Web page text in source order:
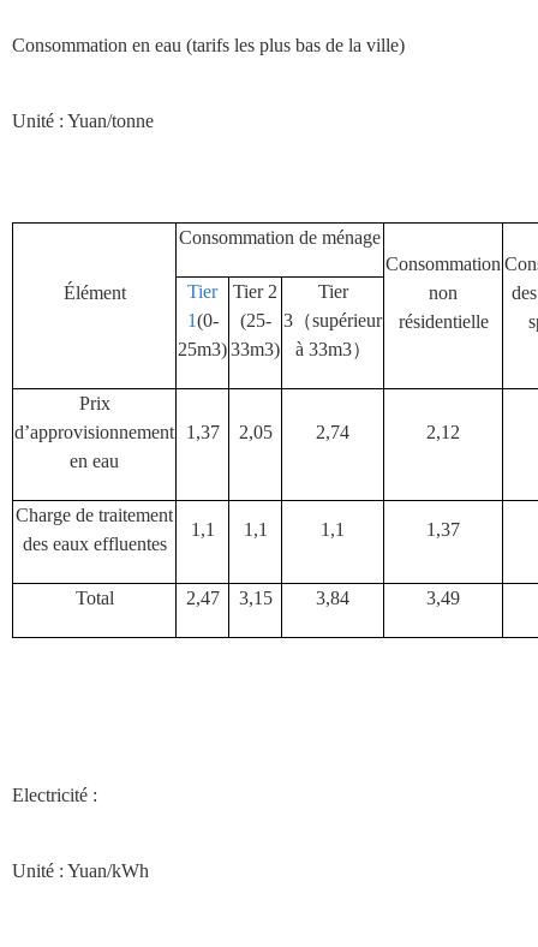
Consommation en eau (tarifs les plus bas de la ville)
Unité : Yuan/tonne
Élément
Consommation de ménage
Consommation
non
résidentielle
Tier
1(0-
25m3)
Tier 2
(25-
33m3)
Tier
3 （supérieur
à 33m3）
Prix
d’approvisionnement
en eau
1,37 2,05 2,74 2,12
Charge de traitement
des eaux effluentes
1,1 1,1 1,1 1,37
Total 2,47 3,15 3,84 3,49
Electricité :
Unité : Yuan/kWh